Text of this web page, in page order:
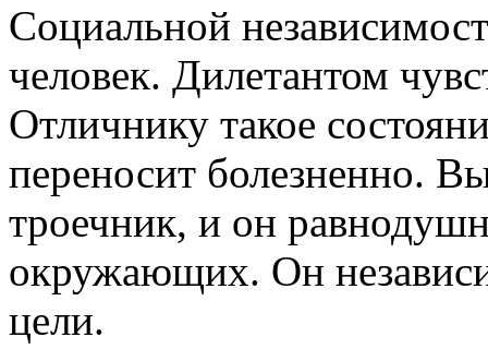
Социальной
человек. Дилетантом
Отличнику такое
переносит болезненно.
троечник, и он
окружающих. Он
цели.